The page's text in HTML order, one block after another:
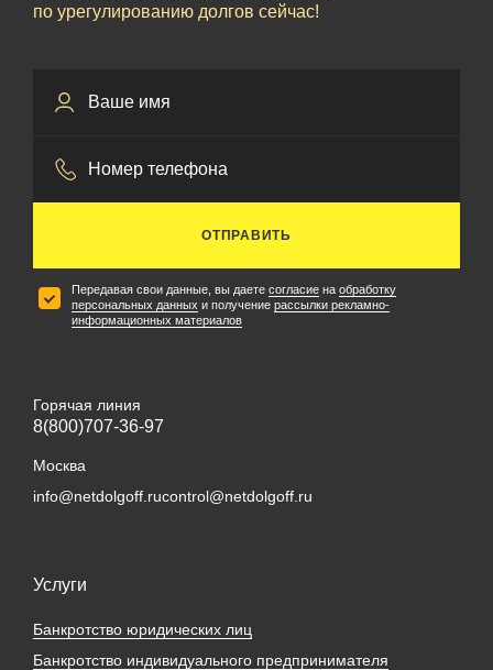
по урегулированию долгов сейчас!
ОТПРАВИТЬ
Передавая свои данные, вы даете согласие на обработку
персональных данных и получение рассылки рекламно-
информационных материалов
Услуги
Банкротство юридических лиц
Банкротство индивидуального предпринимателя
Горячая линия
8(800)707-36-97
Москва
info@netdolgoff.rucontrol@netdolgoff.ru